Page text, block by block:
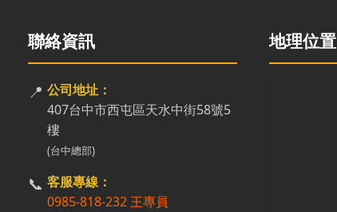
聯絡資訊
📍 公司地址：
407台中市西屯區天水中街58號5
樓
(台中總部)
📞 客服專線：
0985-818-232 王專員
地理位置